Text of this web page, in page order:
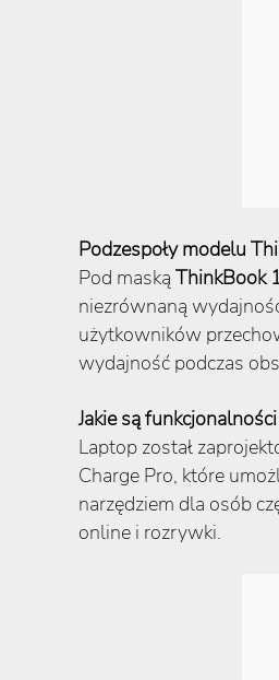
Podzespoły modelu
Pod maską ThinkBook
niezrównaną
użytkowników
wydajność podczas
Jakie są
Laptop został
Charge Pro, które
narzędziem dla osób
online i rozrywki.